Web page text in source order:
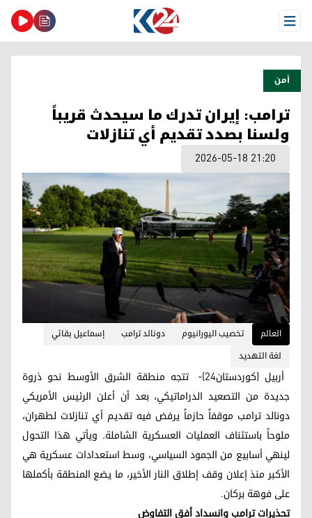
Open Menu
أمن
ترامب: إيران تدرك ما سيحدث قريباً
ولسنا بصدد تقديم أي تنازلات
2026-05-18 21:20
العالم تخصيب اليورانيوم دونالد ترامب
إسماعيل بقائي
لغة التهديد
أربيل (كوردستان24)- تتجه منطقة الشرق الأوسط نحو ذروة
جديدة من التصعيد الدراماتيكي، بعد أن أعلن الرئيس الأمريكي
دونالد ترامب موقفاً حازماً يرفض فيه تقديم أي تنازلات لطهران،
ملوحاً باستئناف العمليات العسكرية الشاملة. ويأتي هذا التحول
لينهي أسابيع من الجمود السياسي، وسط استعدادات عسكرية هي
الأكبر منذ إعلان وقف إطلاق النار الأخير، ما يضع المنطقة بأكملها
على فوهة بركان.
تحذيرات ترامب وانسداد أفق التفاوض